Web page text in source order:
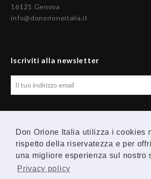
Don Orione Italia utilizza i cookies
rispetto della riservatezza e per
una migliore esperienza sul nostro
Privacy policy
16121 Genova
info@donorioneitalia.it
Iscriviti alla newsletter
F
a
Y
o